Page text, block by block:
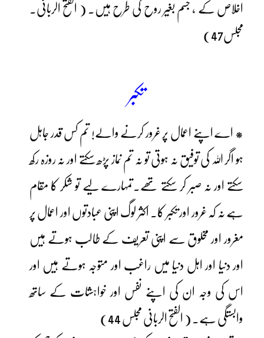
اخلاص کے ، جسم بغیر روح کی طرح ہیں۔ ( الفتح الربانی۔
مجلس47)
تکبر
* اے اپنے اعمال پر غرور کرنے والے! تم کس قدر جاہل
ہو اگر اللہ کی توفیق نہ ہوتی تو نہ تم نماز پڑھ سکتے اور نہ روزہ رکھ
سکتے اور نہ صبر کر سکتے تھے۔تمہارے لیے تو شکر کا مقام
ہے نہ کہ غرور اور تکبر کا۔ اکثر لوگ اپنی عبادتوں اور اعمال پر
مغرور اور مخلوق سے اپنی تعریف کے طالب ہوتے ہیں
اور دنیا اور اہل دنیا میں راغب اور متوجہ ہوتے ہیں اور
اس کی وجہ ان کی اپنے نفس اور خواہشات کے ساتھ
وابستگی ہے۔ ( الفتح الربانی مجلس 44)